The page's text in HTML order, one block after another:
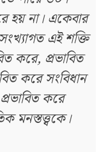
হয় না। একেবার
সংখ্যাগত এই শক্তি
করে, প্রভাবিত
করে সংবিধান
করে
মনস্তত্ত্বকে।